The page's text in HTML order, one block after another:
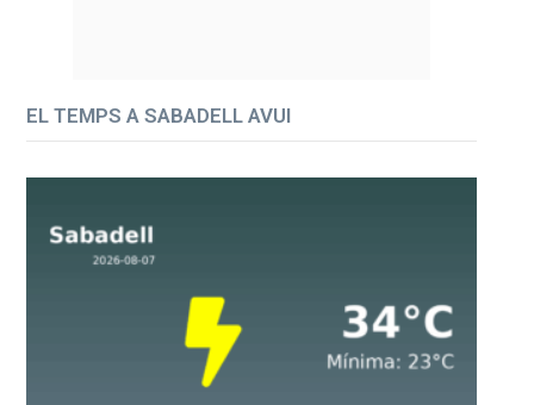
EL TEMPS A SABADELL AVUI